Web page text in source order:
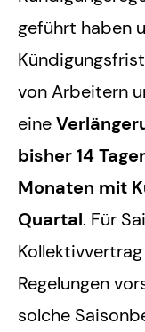
geführt haben
von Arbeitern
eine
bisher 14
Monaten mit
Quartal. Für
Regelungen
solche